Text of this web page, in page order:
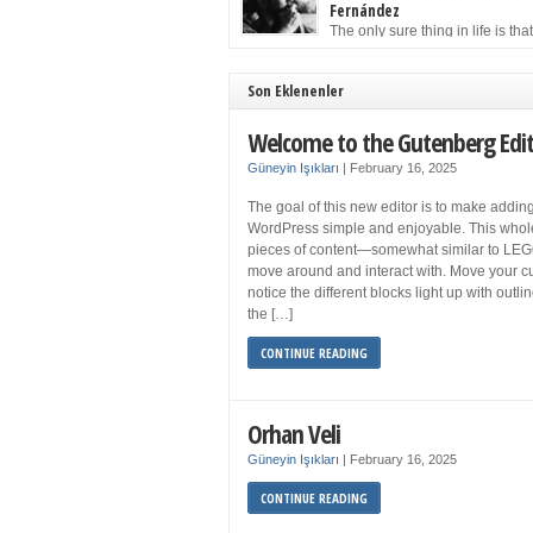
to solution may well be to get more sleep but
you get your 8 hours a night and still feel
Fernández
The only sure thing in life is that
sooner rather than later the leader of the
Revolution would succumb to that most strict
ways by the […]
Son Eklenenler
Welcome to the Gutenberg
Güneyin Işıkları February 16, 2025
The goal of this new editor is to make
WordPress simple and enjoyable. This
pieces of content—somewhat similar to
move around and interact with. Move your
notice the different blocks light up with
the […]
CONTINUE READING
Orhan Veli
Güneyin Işıkları February 16, 2025
CONTINUE READING